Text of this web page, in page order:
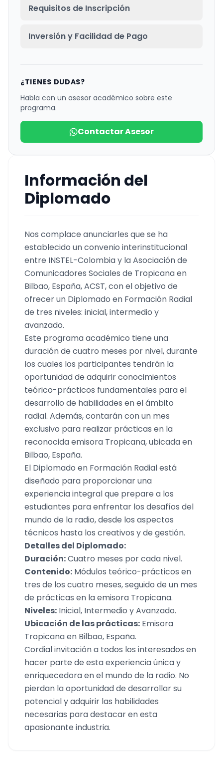
Información del
Diplomado
Nos complace anunciarles que se ha
establecido un convenio interinstitucional
entre INSTEL-Colombia y la Asociación de
Comunicadores Sociales de Tropicana en
Bilbao, España, ACST, con el objetivo de
ofrecer un Diplomado en Formación Radial
de tres niveles: inicial, intermedio y
avanzado.
Este programa académico tiene una
duración de cuatro meses por nivel, durante
los cuales los participantes tendrán la
oportunidad de adquirir conocimientos
teórico-prácticos fundamentales para el
desarrollo de habilidades en el ámbito
radial. Además, contarán con un mes
exclusivo para realizar prácticas en la
reconocida emisora Tropicana, ubicada en
Bilbao, España.
El Diplomado en Formación Radial está
diseñado para proporcionar una
experiencia integral que prepare a los
estudiantes para enfrentar los desafíos del
mundo de la radio, desde los aspectos
técnicos hasta los creativos y de gestión.
Detalles del Diplomado:
Duración:Cuatro meses por cada nivel.
Contenido: Módulos teórico-prácticos en
tres de los cuatro meses, seguido de un mes
de prácticas en la emisora Tropicana.
Niveles: Inicial, Intermedio y Avanzado.
Ubicación de las prácticas: Emisora
Tropicana en Bilbao, España.
Cordial invitación a todos los interesados en
hacer parte de esta experiencia única y
enriquecedora en el mundo de la radio. No
pierdan la oportunidad de desarrollar su
potencial y adquirir las habilidades
necesarias para destacar en esta
apasionante industria.
Requisitos de Inscripción
Inversión y Facilidad de Pago
¿TIENES DUDAS?
Habla con un asesor académico sobre este
programa.
Contactar Asesor